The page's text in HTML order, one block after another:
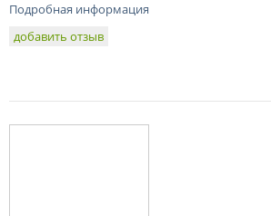
Подробная информация
добавить отзыв